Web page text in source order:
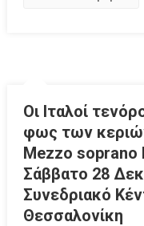
Οι Ιταλοί
φως των
Mezzo
Σάββατο 28
Συνεδριακό
Θεσσαλονίκη